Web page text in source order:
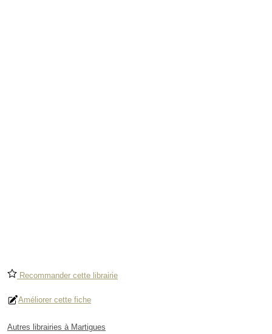
Recommander cette librairie
Améliorer cette fiche
Autres librairies à Martigues